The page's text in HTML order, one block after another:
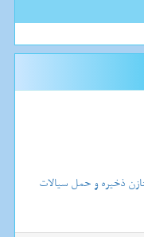
ذخیره و حمل سیالات